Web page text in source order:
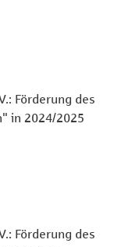
Förderung des
in 2024/2025
Förderung des